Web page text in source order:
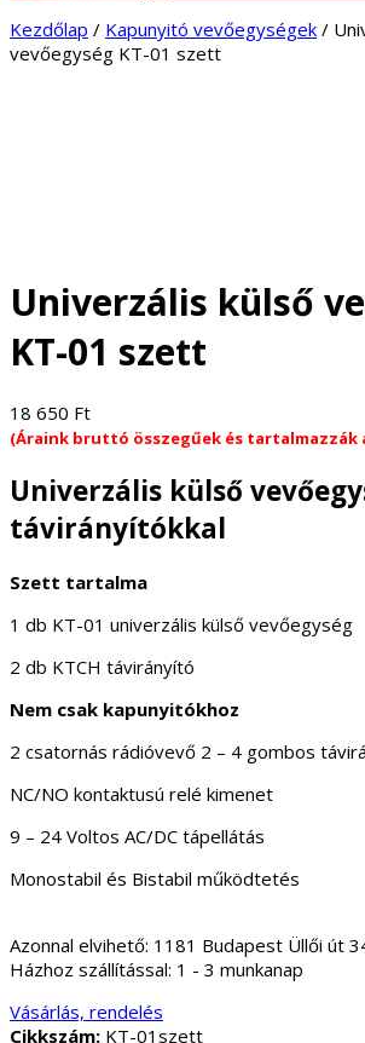
Kezdőlap / Kapunyitó vevőegységek /
vevőegység KT-01 szett
Univerzális külső
KT-01 szett
18 650 Ft
(Áraink bruttó összegűek és tartalmazzák
Univerzális külső
távirányítókkal
Szett tartalma
1 db KT-01 univerzális külső vevőegység
2 db KTCH távirányító
Nem csak kapunyitókhoz
2 csatornás rádióvevő 2 – 4 gombos
NC/NO kontaktusú relé kimenet
9 – 24 Voltos AC/DC tápellátás
Monostabil és Bistabil működtetés
Azonnal elvihető: 1181 Budapest Üllői út
Házhoz szállítással: 1 - 3 munkanap
Vásárlás, rendelés
Cikkszám: KT-01szett